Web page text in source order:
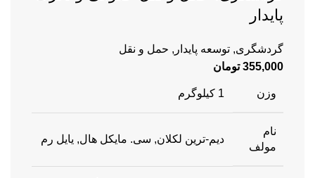
پایدار
گردشگری, توسعه پایدار , حمل و نقل
355,000 تومان
وزن 1 کیلوگرم
نام
مولف
دیم-ترین لکلان, سی. مایکل هال, یایل رم